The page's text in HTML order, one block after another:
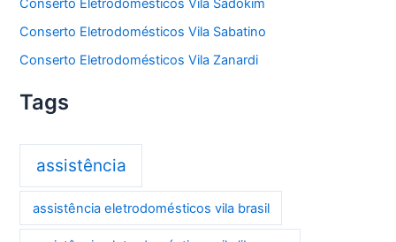
Conserto Eletrodomésticos Vila Sadokim
Conserto Eletrodomésticos Vila Sabatino
Conserto Eletrodomésticos Vila Zanardi
Tags
assistência
assistência eletrodomésticos vila brasil